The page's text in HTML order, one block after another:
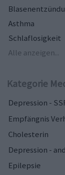
Asthma
Schlaflosigkeit
Alle anzeigen...
Kategorie
Depression -
Empfängnis
Cholesterin
Depression -
Epilepsie